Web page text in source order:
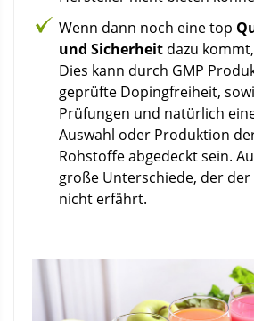
Wenn dann noch eine top
und Sicherheit dazu
Dies kann durch GMP
geprüfte Dopingfreiheit,
Prüfungen und natürlich
Auswahl oder Produktion
Rohstoffe abgedeckt sein.
große Unterschiede, der
nicht erfährt.